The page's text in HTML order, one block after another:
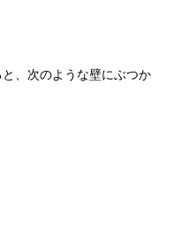
、次のような壁にぶつか